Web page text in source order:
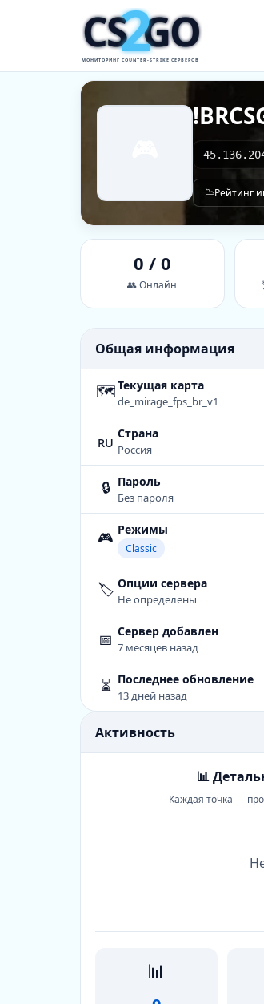
CS GO
2
МОНИТОРИНГ COUNTER-STRIKE СЕРВЕРОВ
📉Рейтинг
0 / 0
👥 Онлайн
Общая информация
🗺Текущая карта
de_mirage_fps_br_v1
ru Страна
Россия
🔒 Пароль
Без пароля
🎮 Режимы
Classic
🏷️ Опции сервера
Не определены
📅 Сервер добавлен
7 месяцев назад
⏳ Последнее обновление
13 дней назад
Активность
📊
Каждая точка —
📊